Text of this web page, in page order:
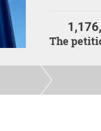
The